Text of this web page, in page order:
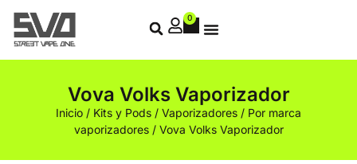
0
Vova Volks Vaporizador
Inicio / Kits y Pods / Vaporizadores / Por marca
vaporizadores/ Vova Volks Vaporizador